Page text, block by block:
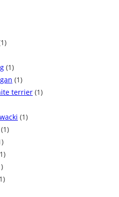
(1)
(1)
terrier (1)
(1)
(1)